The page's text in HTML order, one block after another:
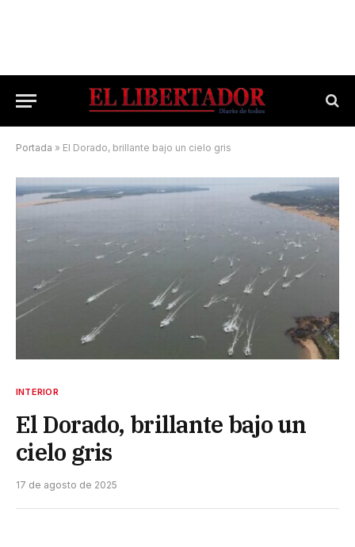
Portada » El Dorado, brillante bajo un cielo gris
INTERIOR
El Dorado, brillante bajo un
cielo gris
17 de agosto de 2025